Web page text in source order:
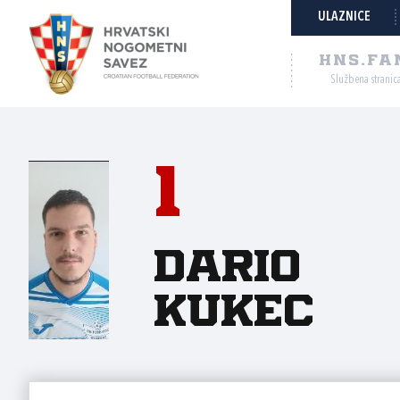
ULAZNICE
Službena
1
Dario
Kukec